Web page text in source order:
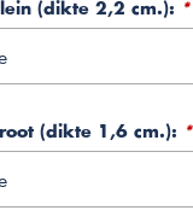
(dikte 2,2 cm.): *
(dikte 1,6 cm.): *